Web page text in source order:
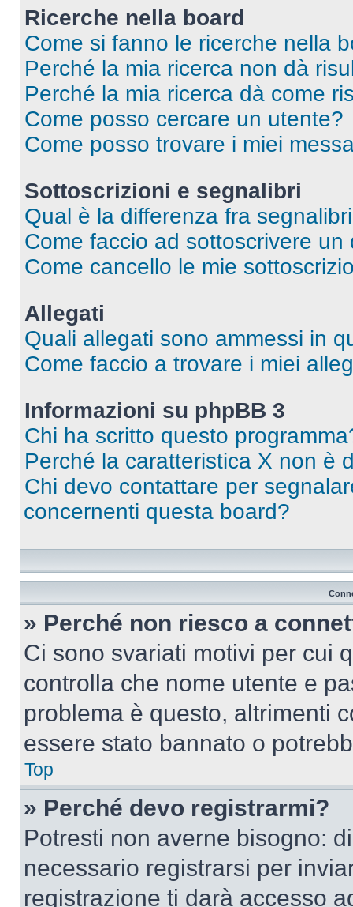
Ricerche nella board
Come si fanno le ricerche nella
Perché la mia ricerca non dà
Perché la mia ricerca dà come
Come posso cercare un utente?
Come posso trovare i miei
Sottoscrizioni e segnalibri
Qual è la differenza fra
Come faccio ad sottoscrivere
Come cancello le mie
Allegati
Quali allegati sono ammessi in
Come faccio a trovare i miei
Informazioni su phpBB 3
Chi ha scritto questo
Perché la caratteristica X non è
Chi devo contattare per
concernenti questa board?
» Perché non riesco a
Ci sono svariati motivi per cui
controlla che nome utente e
problema è questo, altrimenti
essere stato bannato o
Top
» Perché devo registrarmi?
Potresti non averne bisogno:
necessario registrarsi per
registrazione ti darà accesso